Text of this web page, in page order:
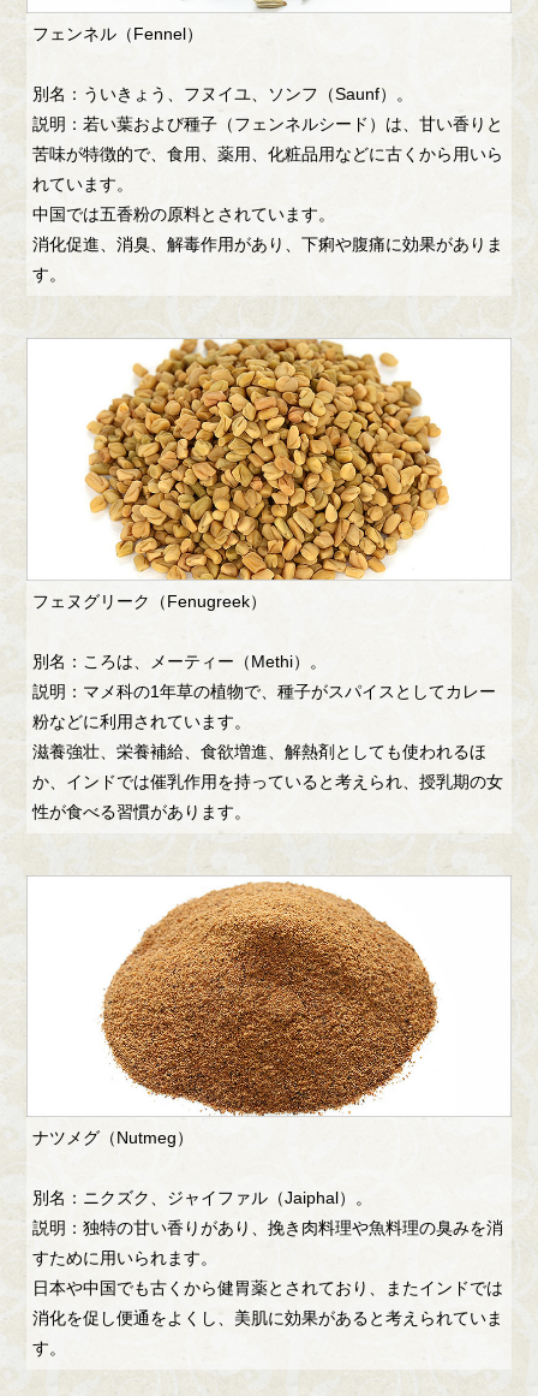
フェンネル（Fennel）
別名：ういきょう、フヌイユ、ソンフ（Saunf）。
説明：若い葉および種子（フェンネルシード）は、甘い香りと
苦味が特徴的で、食用、薬用、化粧品用などに古くから用いら
れています。
中国では五香粉の原料とされています。
消化促進、消臭、解毒作用があり、下痢や腹痛に効果がありま
す。
フェヌグリーク（Fenugreek）
別名：ころは、メーティー（Methi）。
説明：マメ科の1年草の植物で、種子がスパイスとしてカレー
粉などに利用されています。
滋養強壮、栄養補給、食欲増進、解熱剤としても使われるほ
か、インドでは催乳作用を持っていると考えられ、授乳期の女
性が食べる習慣があります。
ナツメグ（Nutmeg）
別名：ニクズク、ジャイファル（Jaiphal）。
説明：独特の甘い香りがあり、挽き肉料理や魚料理の臭みを消
すために用いられます。
日本や中国でも古くから健胃薬とされており、またインドでは
消化を促し便通をよくし、美肌に効果があると考えられていま
す。